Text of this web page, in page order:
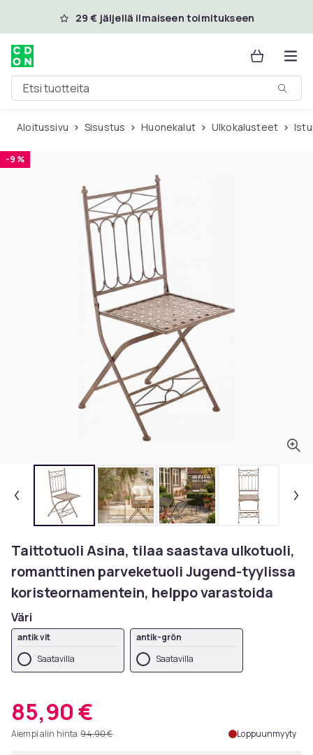
Ohita ja siirry pääsisältöön
29 € jäljellä ilmaiseen toimitukseen
Etsi tuotteita
Aloitussivu Sisustus Huonekalut Ulkokalusteet
-9 %
Taittotuoli Asina, tilaa saastava ulkotuoli,
romanttinen parveketuoli Jugend-tyylissa
koristeornamentein, helppo varastoida
Väri
antik vit
Saatavilla
antik-grön
Saatavilla
85,90 €
Aiempi alin hinta 94,90 € Loppuunmyyty